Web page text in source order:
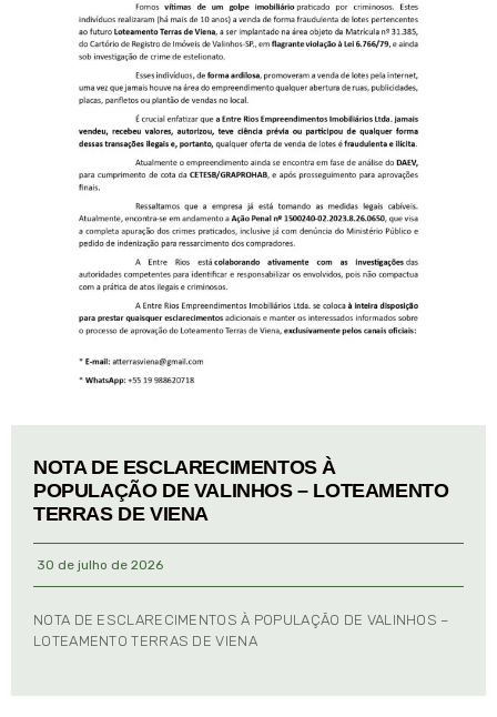
NOTA DE ESCLARECIMENTOS À
POPULAÇÃO DE VALINHOS – LOTEAMENTO
TERRAS DE VIENA
30 de julho de 2026
NOTA DE ESCLARECIMENTOS À POPULAÇÃO DE VALINHOS –
LOTEAMENTO TERRAS DE VIENA